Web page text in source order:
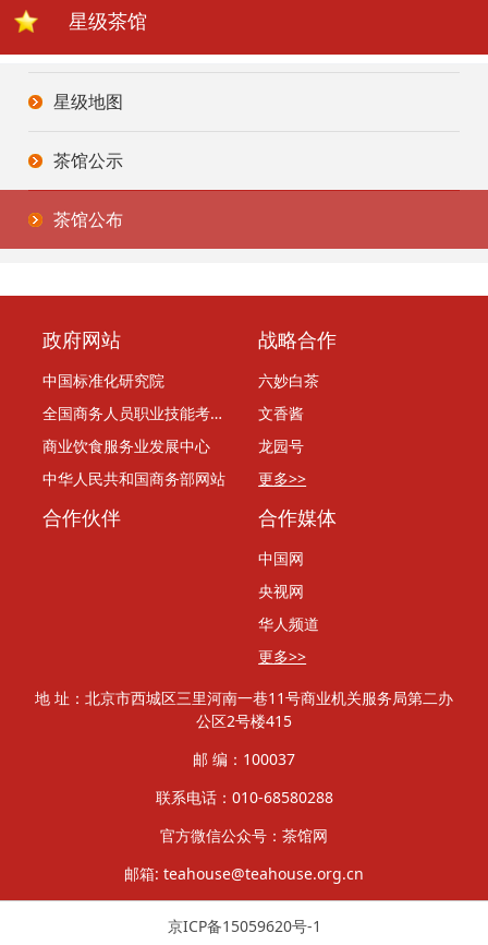
星级茶馆
星级地图
茶馆公示
茶馆公布
政府网站
中国标准化研究院
全国商务人员职业技能考评委员会
商业饮食服务业发展中心
中华人民共和国商务部网站
战略合作
六妙白茶
文香酱
龙园号
更多>>
合作伙伴 合作媒体
中国网
央视网
华人频道
更多>>
地 址：北京市西城区三里河南一巷11号商业机关服务局第二办
公区2号楼415
邮 编：100037
联系电话：010-68580288
官方微信公众号：茶馆网
邮箱: teahouse@teahouse.org.cn
京ICP备15059620号-1